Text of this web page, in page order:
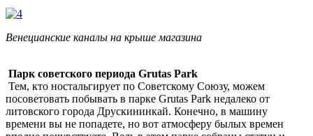
Венецианские каналы на крыше магазина
Парк советского периода Grutas Park
Тем, кто ностальгирует по Советскому Союзу, можем
посоветовать побывать в парке Grutas Park недалеко от
литовского города Друскининкай. Конечно, в машину
времени вы не попадете, но вот атмосферу былых времен